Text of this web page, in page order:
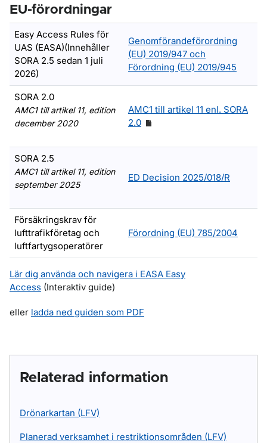
EU-förordningar
Easy Access Rules för
UAS (EASA)(Innehåller
SORA 2.5 sedan 1 juli
2026)
Genomförandeförordning
(EU) 2019/947 och
Förordning (EU) 2019/945
SORA 2.0
AMC1 till artikel 11, edition
december 2020
AMC1 till artikel 11 enl. SORA
2.0
SORA 2.5
AMC1 till artikel 11, edition
september 2025
ED Decision 2025/018/R
Försäkringskrav för
lufttrafikföretag och
luftfartygsoperatörer
Förordning (EU) 785/2004
Lär dig använda och navigera i EASA Easy
Access (Interaktiv guide)
eller ladda ned guiden som PDF
Relaterad information
Drönarkartan (LFV)
Planerad verksamhet i restriktionsområden (LFV)